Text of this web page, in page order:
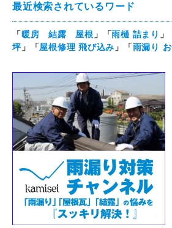
最近検索されているワード
「暖房 結露 屋根 」「雨樋 詰まり 」
坪」「屋根修理 飛び込み 」「雨漏り